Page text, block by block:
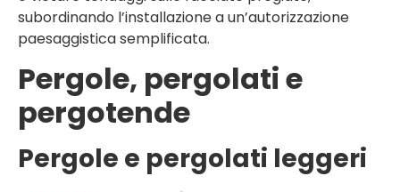
subordinando l’installazione a un’autorizzazione
paesaggistica semplificata.
Pergole, pergolati e
pergotende
Pergole e pergolati leggeri